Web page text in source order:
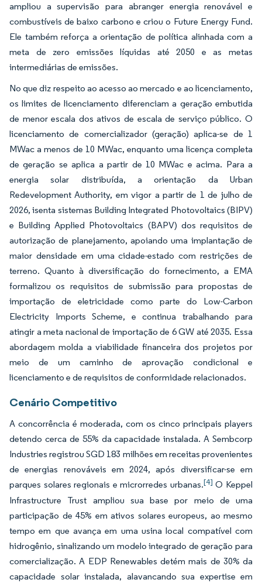
ampliou a supervisão para abranger energia renovável e
combustíveis de baixo carbono e criou o Future Energy Fund.
Ele também reforça a orientação de política alinhada com a
meta de zero emissões líquidas até 2050 e as metas
intermediárias de emissões.
No que diz respeito ao acesso ao mercado e ao licenciamento,
os limites de licenciamento diferenciam a geração embutida
de menor escala dos ativos de escala de serviço público. O
licenciamento de comercializador (geração) aplica-se de 1
MWac a menos de 10 MWac, enquanto uma licença completa
de geração se aplica a partir de 10 MWac e acima. Para a
energia solar distribuída, a orientação da Urban
Redevelopment Authority, em vigor a partir de 1 de julho de
2026, isenta sistemas Building Integrated Photovoltaics (BIPV)
e Building Applied Photovoltaics (BAPV) dos requisitos de
autorização de planejamento, apoiando uma implantação de
maior densidade em uma cidade-estado com restrições de
terreno. Quanto à diversificação do fornecimento, a EMA
formalizou os requisitos de submissão para propostas de
importação de eletricidade como parte do Low-Carbon
Electricity Imports Scheme, e continua trabalhando para
atingir a meta nacional de importação de 6 GW até 2035. Essa
abordagem molda a viabilidade financeira dos projetos por
meio de um caminho de aprovação condicional e
licenciamento e de requisitos de conformidade relacionados.
Cenário Competitivo
A concorrência é moderada, com os cinco principais players
detendo cerca de 55% da capacidade instalada. A Sembcorp
Industries registrou SGD 183 milhões em receitas provenientes
de energias renováveis em 2024, após diversificar-se em
parques solares regionais e microrredes urbanas.[4] O Keppel
Infrastructure Trust ampliou sua base por meio de uma
participação de 45% em ativos solares europeus, ao mesmo
tempo em que avança em uma usina local compatível com
hidrogênio, sinalizando um modelo integrado de geração para
comercialização. A EDP Renewables detém mais de 30% da
capacidade solar instalada, alavancando sua expertise em